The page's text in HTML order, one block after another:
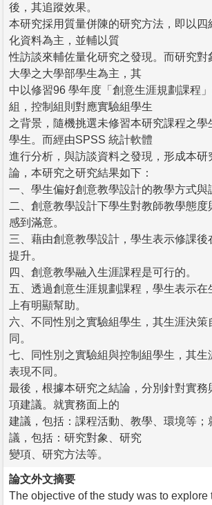
後，其追蹤效果。
本研究採用質量併陳的研究方法，即以四
化資料為主，並輔以質
性訪談來輔佐量化研究之發現。而研究對
大學之大學部學生為主，其
中以修習96 學年度「創意生涯規劃課程
組，控制組則對應實驗組學生
之背景，隨機挑選未修習本研究課程之學
學生。而經由SPSS 統計軟體
進行分析，與訪談資料之發現，形成本研
論，本研究之研究結果如下：
一、學生偏好創意教學設計的教學方式與
二、創意教學設計下學生對教師教學態度
感到滿意。
三、藉由創意教學設計，學生表示修課後
提升。
四、創意教學融入生涯課程是可行的。
五、透過創意生涯規劃課程，學生表示在
上有明顯幫助。
六、不同性別之實驗組學生，其生涯決策
同。
七、同性別之實驗組與控制組學生，其生
表現不同。
最後，根據本研究之結論，分別針對實務
項建議。就實務面上的
建議，包括：課程活動、教學、環境等；
議，包括：研究對象、研究
變項、研究方法等。
論文外文摘要
The objective of the study was to explore